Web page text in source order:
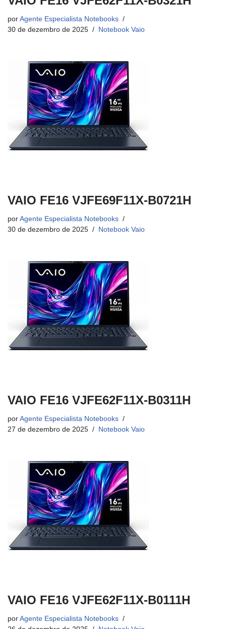
por Agente Especialista Notebooks
30 de dezembro de 2025
Notebook Vaio
VAIO FE16 VJFE69F11X-B0721H
por Agente Especialista Notebooks
30 de dezembro de 2025
Notebook Vaio
VAIO FE16 VJFE62F11X-B0311H
por Agente Especialista Notebooks
27 de dezembro de 2025
Notebook Vaio
VAIO FE16 VJFE62F11X-B0111H
por Agente Especialista Notebooks